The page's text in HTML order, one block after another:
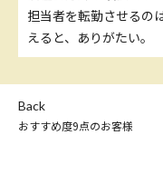
担当者を転勤させるの
えると、ありがたい。
Back
おすすめ度9点のお客様